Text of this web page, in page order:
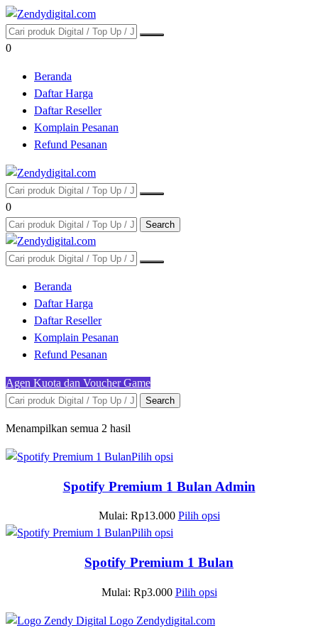
0
Beranda
Daftar Harga
Daftar Reseller
Komplain Pesanan
Refund Pesanan
0
Search
Beranda
Daftar Harga
Daftar Reseller
Komplain Pesanan
Refund Pesanan
Agen Kuota dan Voucher Game
Search
Menampilkan semua 2 hasil
Pilih opsi
Spotify Premium 1 Bulan Admin
Mulai: Rp13.000 Pilih opsi
Pilih opsi
Spotify Premium 1 Bulan
Mulai: Rp3.000 Pilih opsi